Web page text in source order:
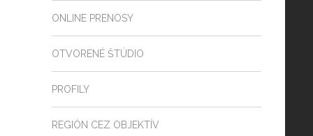
ONLINE PRENOSY
OTVORENÉ ŠTÚDIO
PROFILY
REGIÓN CEZ OBJEKTÍV